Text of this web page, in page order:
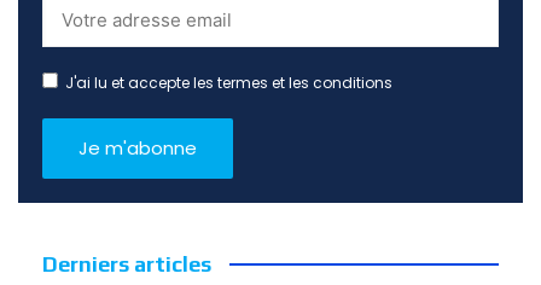
J'ai lu et accepte les termes et les conditions
Derniers articles